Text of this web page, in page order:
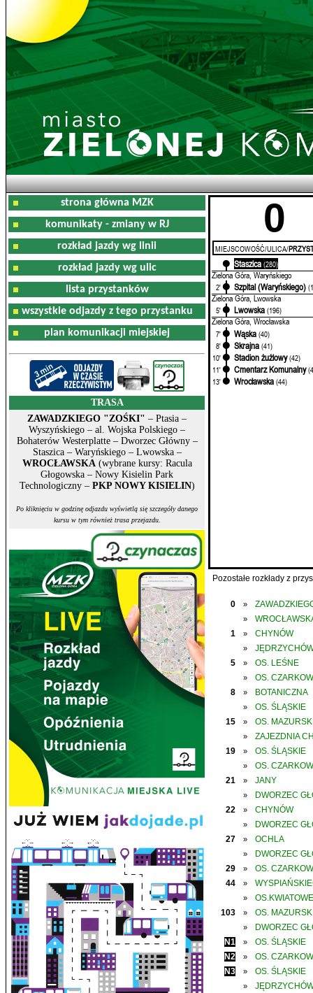
strona główna MZK
komunikaty - zmiany w RJ
rozkład jazdy wg linii
rozkład jazdy wg ulic
lista przystanków
wszystkie odjazdy z tego przystanku
plan komunikacji miejskiej
TRASA
ZAWADZKIEGO "ZOŚKI" – Ptasia –
Wyszyńskiego – al. Wojska Polskiego –
Bohaterów Westerplatte – Dworzec Główny –
Staszica – Waryńskiego – Lwowska –
WROCŁAWSKA(wybrane kursy: Racula
Głogowska – Nowy Kisielin Park
Technologiczny – PKP NOWY KISIELIN)
Po kliknięciu w godzinę odjazdu wyświetlą się szczegóły danego
kursu w tym również trasa przejazdu.
0
MIEJSCOWOŚĆ/ULICA/
Staszica (280)
Zielona Góra, Waryńskiego
2' Szpital (Waryńskiego)
Zielona Góra, Lwowska
5' Lwowska (196)
Zielona Góra, Wrocławska
7' Wąska (40)
8'
Skrajna (41)
10'
Stadion żużlowy (42)
11'
Cmentarz Komunalny
13'
Wrocławska (44)
Pozostałe rozkłady z
0 »
»
1
» CHYNÓW
»
5
» OS. LEŚNE
»
OS.
8
» BOTANICZNA
»
OS. ŚLĄSKIE
15
» OS.
»
ZAJEZDNIA
19
» OS. ŚLĄSKIE
»
OS.
21
» JANY
»
DWORZEC
22
» CHYNÓW
»
DWORZEC
27
» OCHLA
»
DWORZEC
29
»
OS.
44
»
»
OS.KWIATOWE
103
» OS.
»
DWORZEC
N1
»
OS. ŚLĄSKIE
N2
»
OS.
N3
» OS. ŚLĄSKIE
»